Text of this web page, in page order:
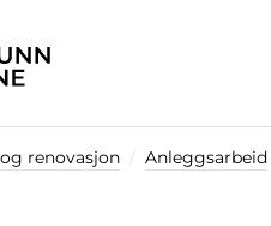
renovasjon Anleggsarbeid